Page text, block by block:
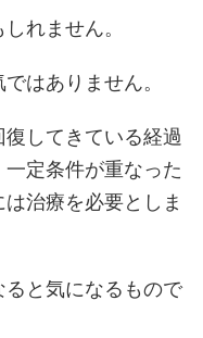
れません。
はありません。
してきている経過
定条件が重なった
治療を必要としま
と気になるもので